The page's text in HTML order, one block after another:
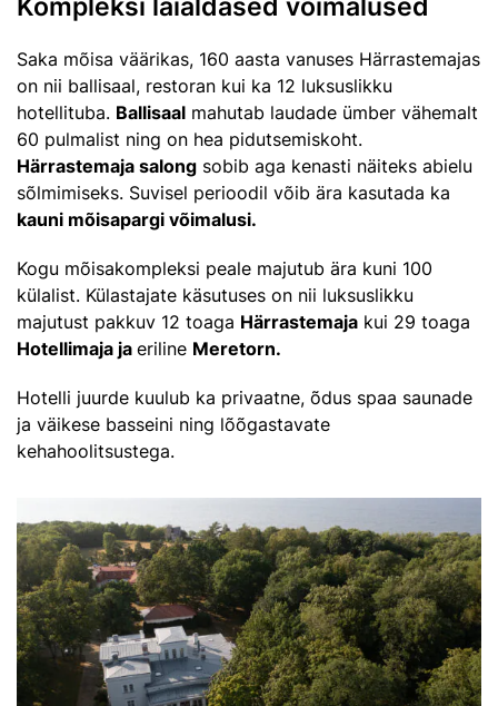
Kompleksi laialdased võimalused
Saka mõisa väärikas, 160 aasta vanuses Härrastemajas
on nii ballisaal, restoran kui ka 12 luksuslikku
hotellituba. Ballisaal mahutab laudade ümber vähemalt
60 pulmalist ning on hea pidutsemiskoht.
Härrastemaja salong sobib aga kenasti näiteks abielu
sõlmimiseks. Suvisel perioodil võib ära kasutada ka
kauni mõisapargi võimalusi.
Kogu mõisakompleksi peale majutub ära kuni 100
külalist. Külastajate käsutuses on nii luksuslikku
majutust pakkuv 12 toaga Härrastemaja kui 29 toaga
Hotellimaja ja eriline Meretorn.
Hotelli juurde kuulub ka privaatne, õdus spaa saunade
ja väikese basseini ning lõõgastavate
kehahoolitsustega.